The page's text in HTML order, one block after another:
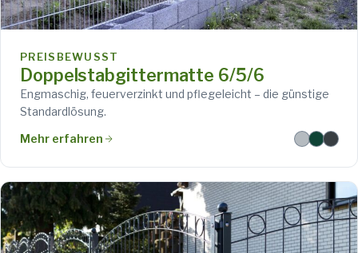
PREISBEWUSST
Doppelstabgittermatte 6/5/6
Engmaschig, feuerverzinkt und pflegeleicht – die günstige
Standardlösung.
Mehr erfahren